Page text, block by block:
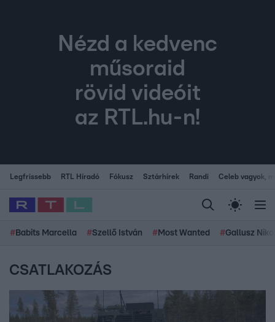
Nézd a kedvenc
műsoraid
rövid videóit
az RTL.hu-n!
Legfrissebb RTL Híradó Fókusz Sztárhírek Randi Celeb vagyok,
# Babits Marcella #Szellő István # Most Wanted #Gallusz
CSATLAKOZÁS